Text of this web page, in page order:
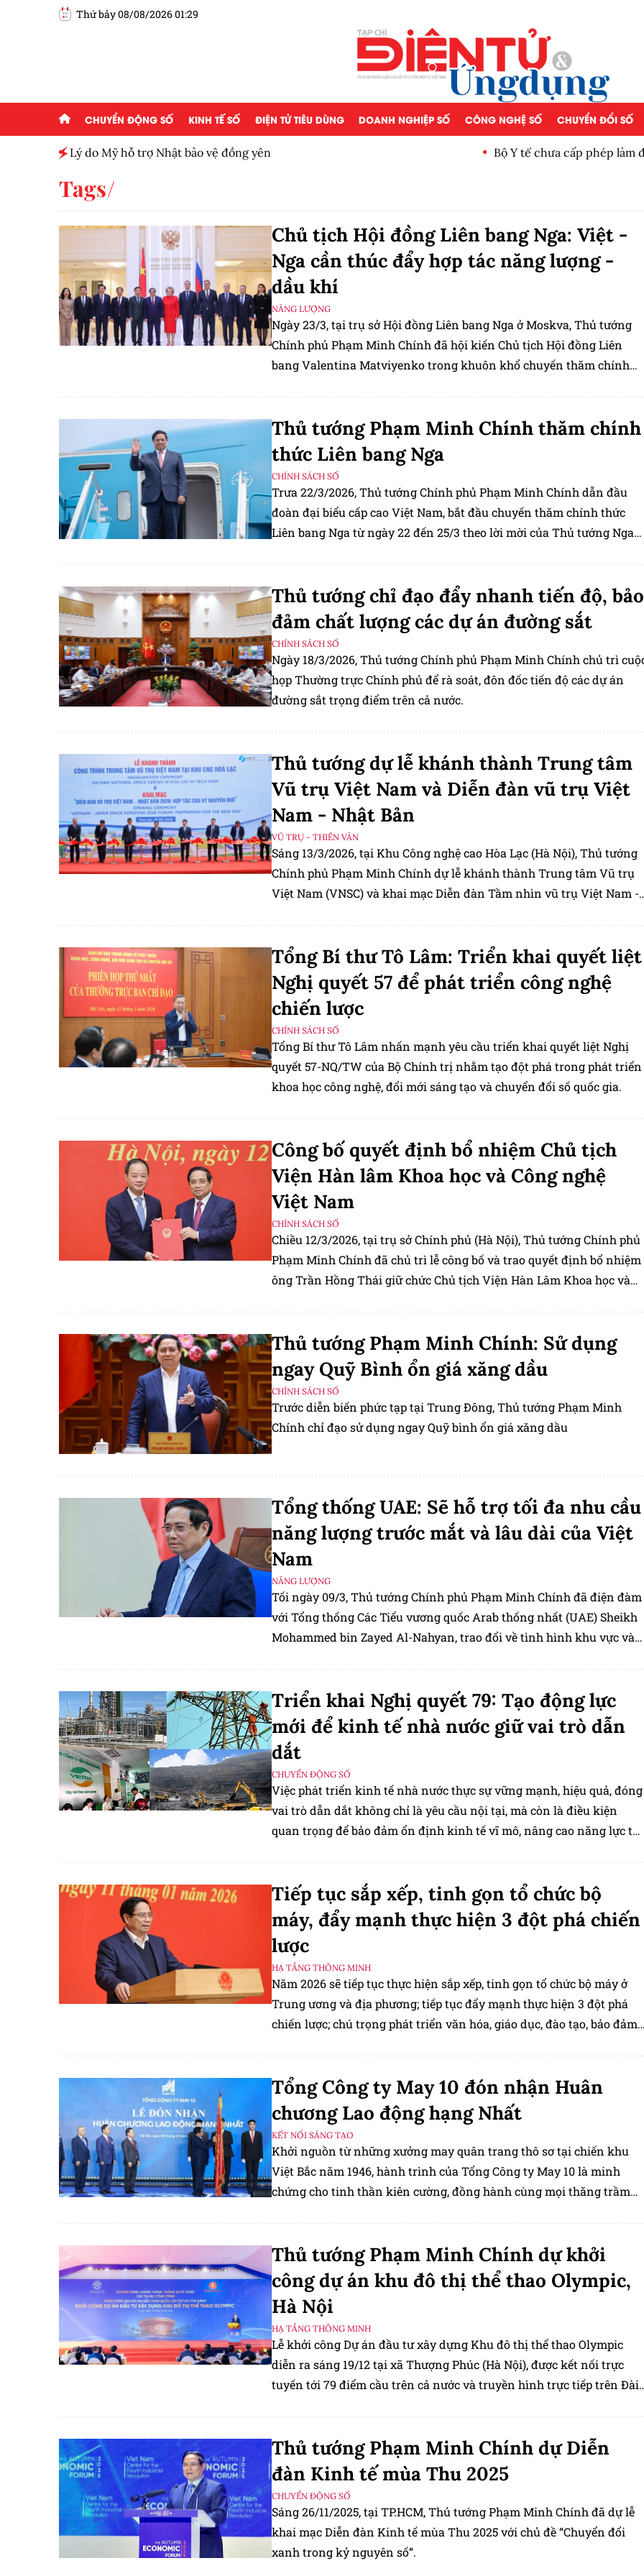
Thứ bảy 08/08/2026 01:29
CHUYỂN ĐỘNG SỐ KINH TẾ SỐ ĐIỆN TỬ TIÊU DÙNG DOANH NGHIỆP SỐ CÔNG NGHỆ SỐ CHUYỂN ĐỔI SỐ
Lý do Mỹ hỗ trợ Nhật bảo vệ đồng yên Bộ Y tế chưa cấp phép làm
Tags
Chủ tịch Hội đồng Liên bang Nga: Việt -
Nga cần thúc đẩy hợp tác năng lượng -
dầu khí
NĂNG LƯỢNG
Ngày 23/3, tại trụ sở Hội đồng Liên bang Nga ở Moskva, Thủ tướng
Chính phủ Phạm Minh Chính đã hội kiến Chủ tịch Hội đồng Liên
bang Valentina Matviyenko trong khuôn khổ chuyến thăm chính
Thủ tướng Phạm Minh Chính thăm chính
thức Liên bang Nga
CHÍNH SÁCH SỐ
Trưa 22/3/2026, Thủ tướng Chính phủ Phạm Minh Chính dẫn đầu
đoàn đại biểu cấp cao Việt Nam, bắt đầu chuyến thăm chính thức
Liên bang Nga từ ngày 22 đến 25/3 theo lời mời của Thủ tướng Nga
Thủ tướng chỉ đạo đẩy nhanh tiến độ, bảo
đảm chất lượng các dự án đường sắt
CHÍNH SÁCH SỐ
Ngày 18/3/2026, Thủ tướng Chính phủ Phạm Minh Chính chủ trì
họp Thường trực Chính phủ để rà soát, đôn đốc tiến độ các dự án
đường sắt trọng điểm trên cả nước.
Thủ tướng dự lễ khánh thành Trung tâm
Vũ trụ Việt Nam và Diễn đàn vũ trụ Việt
Nam - Nhật Bản
VŨ TRỤ - THIÊN VĂN
Sáng 13/3/2026, tại Khu Công nghệ cao Hòa Lạc (Hà Nội), Thủ tướng
Chính phủ Phạm Minh Chính dự lễ khánh thành Trung tâm Vũ trụ
Việt Nam (VNSC) và khai mạc Diễn đàn Tầm nhìn vũ trụ Việt Nam -
Tổng Bí thư Tô Lâm: Triển khai quyết liệt
Nghị quyết 57 để phát triển công nghệ
chiến lược
CHÍNH SÁCH SỐ
Tổng Bí thư Tô Lâm nhấn mạnh yêu cầu triển khai quyết liệt Nghị
quyết 57-NQ/TW của Bộ Chính trị nhằm tạo đột phá trong phát triển
khoa học công nghệ, đổi mới sáng tạo và chuyển đổi số quốc gia.
Công bố quyết định bổ nhiệm Chủ tịch
Viện Hàn lâm Khoa học và Công nghệ
Việt Nam
CHÍNH SÁCH SỐ
Chiều 12/3/2026, tại trụ sở Chính phủ (Hà Nội), Thủ tướng Chính phủ
Phạm Minh Chính đã chủ trì lễ công bố và trao quyết định bổ nhiệm
ông Trần Hồng Thái giữ chức Chủ tịch Viện Hàn Lâm Khoa học và
Thủ tướng Phạm Minh Chính: Sử dụng
ngay Quỹ Bình ổn giá xăng dầu
CHÍNH SÁCH SỐ
Trước diễn biến phức tạp tại Trung Đông, Thủ tướng Phạm Minh
Chính chỉ đạo sử dụng ngay Quỹ bình ổn giá xăng dầu
Tổng thống UAE: Sẽ hỗ trợ tối đa nhu cầu
năng lượng trước mắt và lâu dài của Việt
Nam
NĂNG LƯỢNG
Tối ngày 09/3, Thủ tướng Chính phủ Phạm Minh Chính đã điện đàm
với Tổng thống Các Tiểu vương quốc Arab thống nhất (UAE) Sheikh
Mohammed bin Zayed Al-Nahyan, trao đổi về tình hình khu vực và
Triển khai Nghị quyết 79: Tạo động lực
mới để kinh tế nhà nước giữ vai trò dẫn
dắt
CHUYỂN ĐỘNG SỐ
Việc phát triển kinh tế nhà nước thực sự vững mạnh, hiệu quả, đóng
vai trò dẫn dắt không chỉ là yêu cầu nội tại, mà còn là điều kiện
quan trọng để bảo đảm ổn định kinh tế vĩ mô, nâng cao năng lực tự
Tiếp tục sắp xếp, tinh gọn tổ chức bộ
máy, đẩy mạnh thực hiện 3 đột phá chiến
lược
HẠ TẦNG THÔNG MINH
Năm 2026 sẽ tiếp tục thực hiện sắp xếp, tinh gọn tổ chức bộ máy ở
Trung ương và địa phương; tiếp tục đẩy mạnh thực hiện 3 đột phá
chiến lược; chú trọng phát triển văn hóa, giáo dục, đào tạo, bảo đảm
Tổng Công ty May 10 đón nhận Huân
chương Lao động hạng Nhất
KẾT NỐI SÁNG TẠO
Khởi nguồn từ những xưởng may quân trang thô sơ tại chiến khu
Việt Bắc năm 1946, hành trình của Tổng Công ty May 10 là minh
chứng cho tinh thần kiên cường, đồng hành cùng mọi thăng trầm
Thủ tướng Phạm Minh Chính dự khởi
công dự án khu đô thị thể thao Olympic,
Hà Nội
HẠ TẦNG THÔNG MINH
Lễ khởi công Dự án đầu tư xây dựng Khu đô thị thể thao Olympic
diễn ra sáng 19/12 tại xã Thượng Phúc (Hà Nội), được kết nối trực
tuyến tới 79 điểm cầu trên cả nước và truyền hình trực tiếp trên Đài
Thủ tướng Phạm Minh Chính dự Diễn
đàn Kinh tế mùa Thu 2025
CHUYỂN ĐỘNG SỐ
Sáng 26/11/2025, tại TP.HCM, Thủ tướng Phạm Minh Chính đã dự lễ
khai mạc Diễn đàn Kinh tế mùa Thu 2025 với chủ đề “Chuyển đổi
xanh trong kỷ nguyên số”.